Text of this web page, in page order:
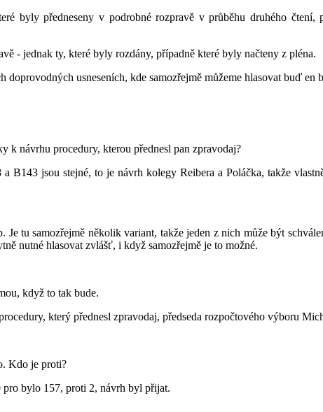
byly předneseny v podrobné rozpravě v průběhu druhého
- jednak ty, které byly rozdány, případně které byly načteny z pléna.
usneseních, kde samozřejmě můžeme hlasovat buď en
k návrhu procedury, kterou přednesl pan zpravodaj?
B143 jsou stejné, to je návrh kolegy Reibera a Poláčka, takže
Je tu samozřejmě několik variant, takže jeden z nich může být
nutné hlasovat zvlášť, i když samozřejmě je to možné.
když to tak bude.
který přednesl zpravodaj, předseda rozpočtového výboru
Kdo je proti?
bylo 157, proti 2, návrh byl přijat.